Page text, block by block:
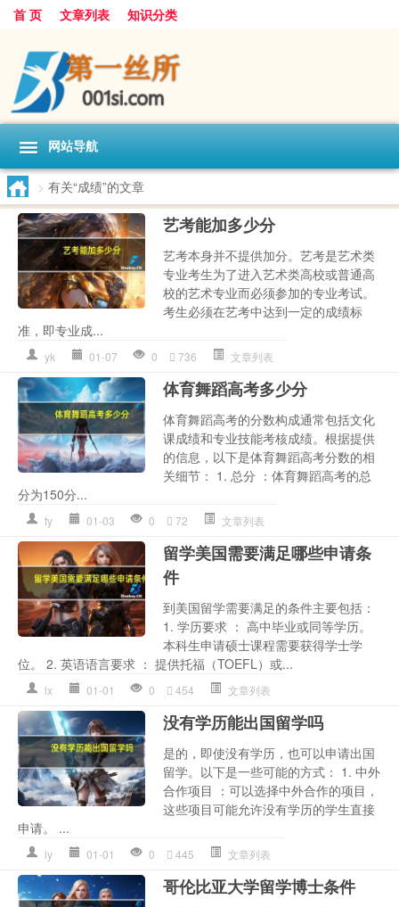
首 页 文章列表 知识分类
网站导航
> 有关“成绩”的文章
艺考能加多少分
艺考本身并不提供加分。艺考是艺术类
专业考生为了进入艺术类高校或普通高
校的艺术专业而必须参加的专业考试。
考生必须在艺考中达到一定的成绩标
准，即专业成...
yk 01-07 0 736 文章列表
体育舞蹈高考多少分
体育舞蹈高考的分数构成通常包括文化
课成绩和专业技能考核成绩。根据提供
的信息，以下是体育舞蹈高考分数的相
关细节： 1. 总分 ：体育舞蹈高考的总
分为150分...
ty 01-03 0 72 文章列表
留学美国需要满足哪些申请条
件
到美国留学需要满足的条件主要包括：
1. 学历要求 ： 高中毕业或同等学历。
本科生申请硕士课程需要获得学士学
位。 2. 英语语言要求 ： 提供托福（TOEFL）或...
lx 01-01 0 454 文章列表
没有学历能出国留学吗
是的，即使没有学历，也可以申请出国
留学。以下是一些可能的方式： 1. 中外
合作项目 ：可以选择中外合作的项目，
这些项目可能允许没有学历的学生直接
申请。 ...
ly 01-01 0 445 文章列表
哥伦比亚大学留学博士条件